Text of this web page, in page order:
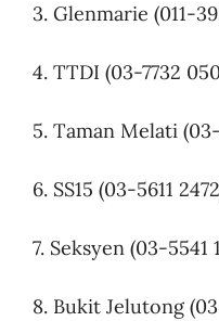
3. Glenmarie (011-
4. TTDI (03-7732
5. Taman Melati
6. SS15 (03-5611
7. Seksyen (03-5541
8. Bukit Jelutong